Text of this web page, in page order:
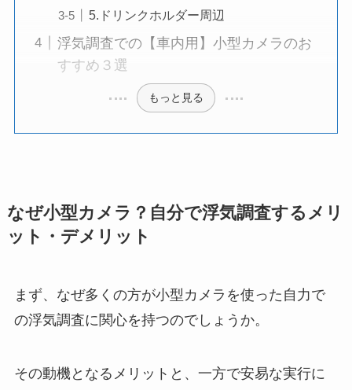
5.ドリンクホルダー周辺
浮気調査での【車内用】小型カメラのお
すすめ３選
もっと見る
なぜ小型カメラ？自分で浮気調査するメリ
ット・デメリット
まず、なぜ多くの方が小型カメラを使った自力で
の浮気調査に関心を持つのでしょうか。
その動機となるメリットと、一方で安易な実行に